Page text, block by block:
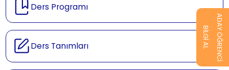
Ders Programı
Ders Tanımları BİLGİ AL ADAY ÖĞRENCİ